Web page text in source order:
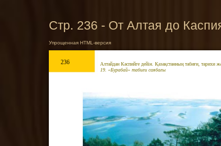
Стр. 236 - От Алтая до
Упрощенная HTML-версия
236
Алтайдан Каспийге дейін. Қазақстанның табиғи, тарихи
19. «Бурабай» табиғи саябағы